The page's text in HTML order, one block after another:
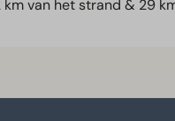
km van het strand & 29